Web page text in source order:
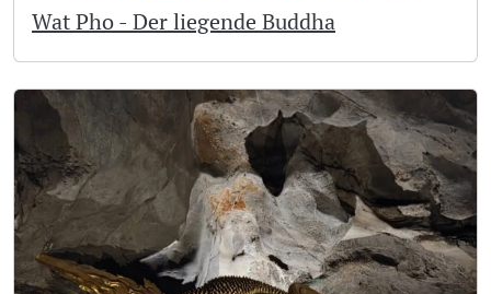
Wat Pho - Der liegende Buddha